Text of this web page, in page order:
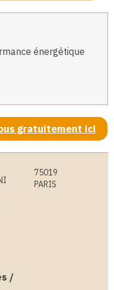
énergétique
gratuitement ici
75019
PARIS
/